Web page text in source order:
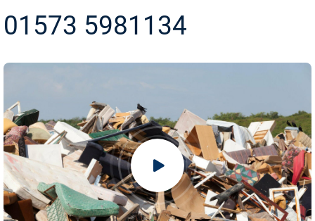
01573 5981134